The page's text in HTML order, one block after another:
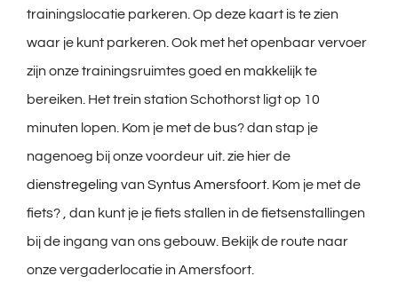
trainingslocatie parkeren. Op deze kaart is te zien
waar je kunt parkeren. Ook met het openbaar vervoer
zijn onze trainingsruimtes goed en makkelijk te
bereiken. Het trein station Schothorst ligt op 10
minuten lopen. Kom je met de bus? dan stap je
nagenoeg bij onze voordeur uit. zie hier de
dienstregeling van Syntus Amersfoort . Kom je met de
fiets? , dan kunt je je fiets stallen in de fietsenstallingen
bij de ingang van ons gebouw. Bekijk de route naar
onze vergaderlocatie in Amersfoort.